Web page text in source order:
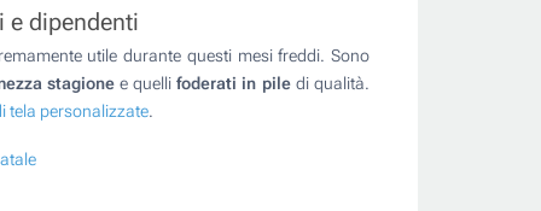
e dipendenti
utile durante questi mesi freddi. Sono
stagionee quellifoderati in piledi qualità.
tela personalizzate.